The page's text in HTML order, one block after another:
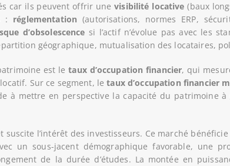
car ils peuvent offrir unevisibilité locative (baux
: réglementation (autorisations, normes ERP,
d’obsolescence si l’actif n’évolue pas avec les
géographique, mutualisation des locataires,
est letaux d’occupation financier, qui
Sur ce segment, letaux d’occupation financier
à mettre en perspective la capacité du patrimoine à
l’intérêt des investisseurs. Ce marché
un sous-jacent démographique favorable, une
de la durée d’études. La montée en